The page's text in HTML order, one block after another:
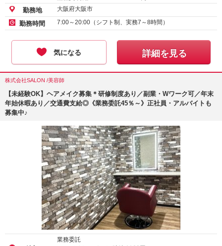
勤務地 大阪府大阪市
勤務時間 7:00～20:00（シフト制、実務7～8時間）
気になる 詳細を見る
株式会社SALON /美容師
【未経験OK】ヘアメイク募集＊研修制度あり／副業・Wワーク可／年末
年始休暇あり／交通費支給◎《業務委託45％～》正社員・アルバイトも
募集中♪
業務委託